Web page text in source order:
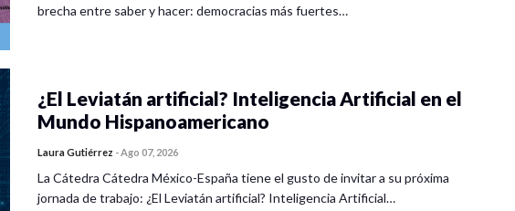
brecha entre saber y hacer: democracias más fuertes…
¿El Leviatán artificial? Inteligencia Artificial en el
Mundo Hispanoamericano
Laura Gutiérrez -Ago 07, 2026
La Cátedra Cátedra México-España tiene el gusto de invitar a su próxima
jornada de trabajo: ¿El Leviatán artificial? Inteligencia Artificial…